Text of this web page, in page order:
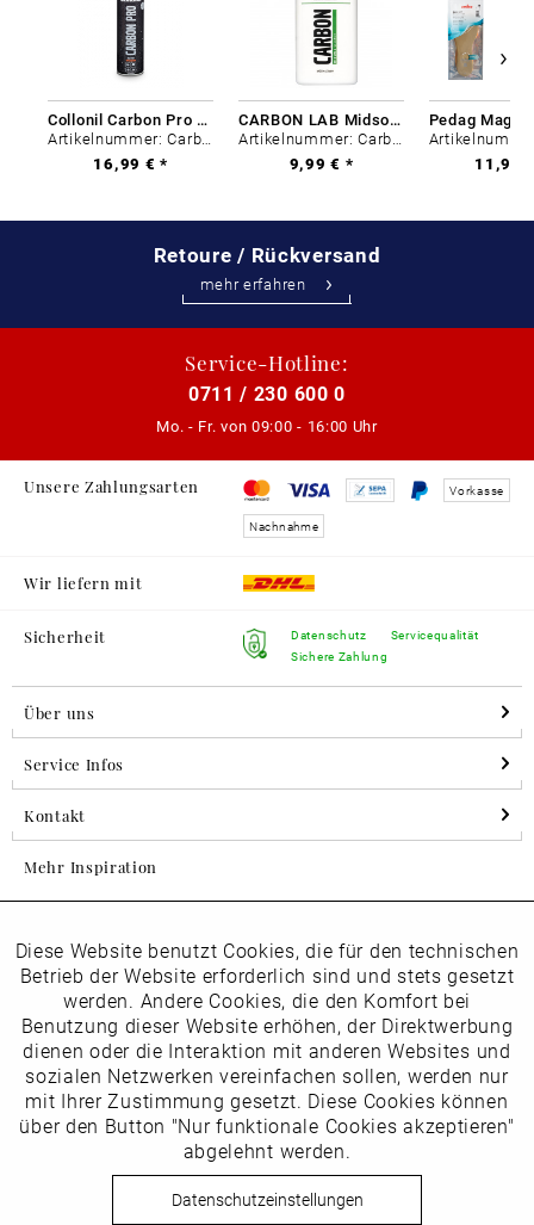
Collonil Carbon Pro 400 ml
Artikelnummer: Carbon-0
16,99 € *
CARBON LAB Midsole Cleaner
Artikelnummer: Carbon-0
9,99 € *
11,99
Retoure / Rückversand
mehr erfahren
Service-Hotline:
0711 / 230 600 0
Mo. - Fr. von 09:00 - 16:00 Uhr
Unsere Zahlungsarten Vorkasse
Nachnahme
Wir liefern mit
Sicherheit
Datenschutz
Sichere Zahlung
Servicequalität
Über uns
Service Infos
Kontakt
Mehr Inspiration
Folgen Sie uns auf Instagram
horsch_schuhe
Newsletter
Datenschutzbestimmungenhabe ich zur Kenntnis
vom Newsletter abmelden.
Funktionale Aktiv
Marketing Inaktiv
Tracking Inaktiv
Inaktiv
Diese Website benutzt Cookies, die für den technischen
Betrieb der Website erforderlich sind und stets gesetzt
werden. Andere Cookies, die den Komfort bei
Benutzung dieser Website erhöhen, der Direktwerbung
dienen oder die Interaktion mit anderen Websites und
sozialen Netzwerken vereinfachen sollen, werden nur
mit Ihrer Zustimmung gesetzt. Diese Cookies können
über den Button "Nur funktionale Cookies akzeptieren"
abgelehnt werden.
Datenschutzeinstellungen